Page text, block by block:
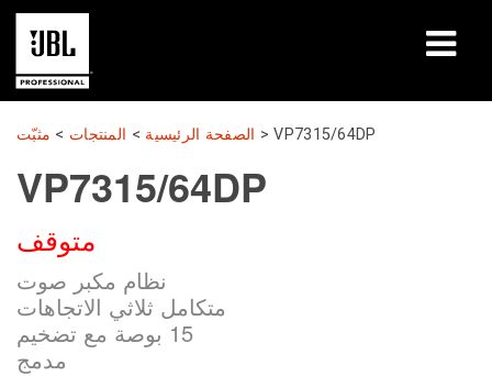
المنتجات
دراسات الحالة
جلسات التعلّم
التدريب
حول
الصفحة الرئيسية > المنتجات > مثبّت >VP7315/64DP
VP7315/64DP
متوقف
نظام مكبر صوت
متكامل ثلاثي الاتجاهات
15 بوصة مع تضخيم
مدمج